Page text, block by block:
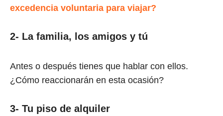
excedencia voluntaria para viajar?
2- La familia, los amigos y tú
Antes o después tienes que hablar con ellos.
¿Cómo reaccionarán en esta ocasión?
3- Tu piso de alquiler